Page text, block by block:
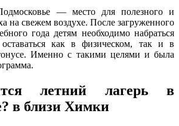
— место для полезного и
на свежем воздухе. После загруженного
года детям необходимо набраться
как в физическом, так и в
Именно с такими целями и была
летний лагерь в
в близи Химки